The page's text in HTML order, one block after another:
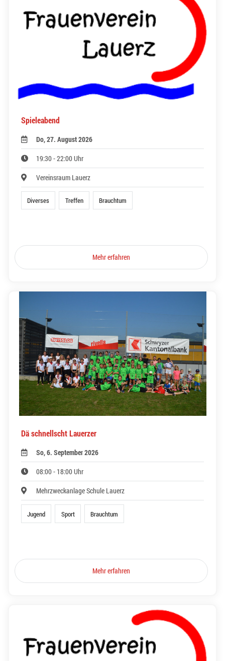
Spieleabend
Do, 27. August 2026
19:30 - 22:00 Uhr
Vereinsraum Lauerz
Diverses Treffen Brauchtum
Mehr erfahren
Dä schnellscht Lauerzer
So, 6. September 2026
08:00 - 18:00 Uhr
Mehrzweckanlage Schule Lauerz
Jugend Sport Brauchtum
Mehr erfahren